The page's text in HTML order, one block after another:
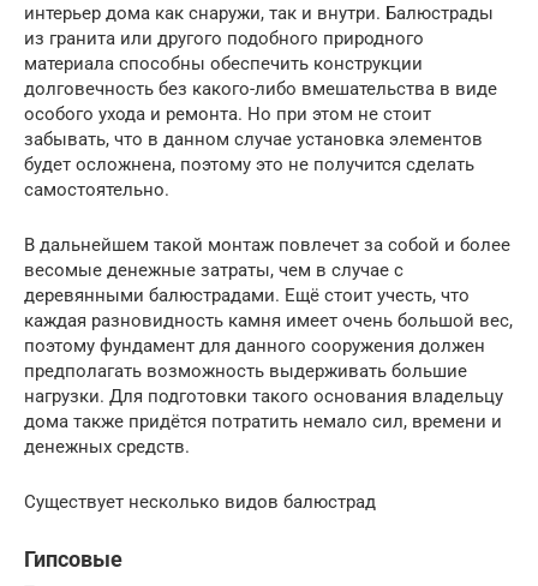
интерьер дома как снаружи, так и внутри. Балюстрады
из гранита или другого подобного природного
материала способны обеспечить конструкции
долговечность без какого-либо вмешательства в виде
особого ухода и ремонта. Но при этом не стоит
забывать, что в данном случае установка элементов
будет осложнена, поэтому это не получится сделать
самостоятельно.
В дальнейшем такой монтаж повлечет за собой и более
весомые денежные затраты, чем в случае с
деревянными балюстрадами. Ещё стоит учесть, что
каждая разновидность камня имеет очень большой вес,
поэтому фундамент для данного сооружения должен
предполагать возможность выдерживать большие
нагрузки. Для подготовки такого основания владельцу
дома также придётся потратить немало сил, времени и
денежных средств.
Существует несколько видов балюстрад
Гипсовые